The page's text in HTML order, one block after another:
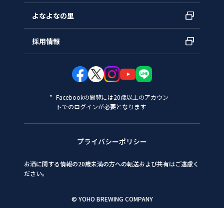
よなよなの里
採用情報
Facebookの閲覧には20歳以上のアカウン
トでのログインが必要となります
プライバシーポリシー
お酒に関する情報の20歳未満の方への転送および共有はご遠慮く
ださい。
© YOHO BREWING COMPANY